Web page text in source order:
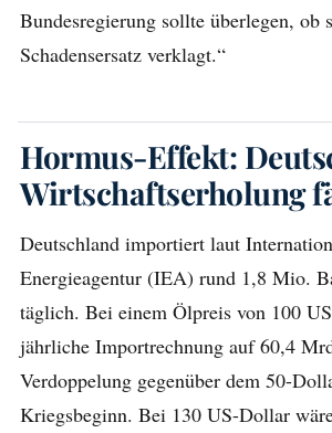
Bundesregierung sollte überlegen, ob
Schadensersatz verklagt.“
Hormus-Effekt:
Wirtschaftserholung
Deutschland importiert laut
Energieagentur (IEA) rund 1,8 Mio.
täglich. Bei einem Ölpreis von 100
jährliche Importrechnung auf 60,4
Verdoppelung gegenüber dem 50-
Kriegsbeginn. Bei 130 US-Dollar